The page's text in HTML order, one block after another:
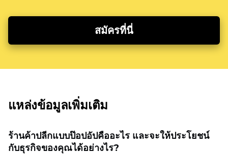
สมัครที่นี่
แหล่งข้อมูลเพิ่มเติม
ร้านค้าปลีกแบบป๊อปอัปคืออะไร และจะให้ประโยชน์
กับธุรกิจของคุณได้อย่างไร?